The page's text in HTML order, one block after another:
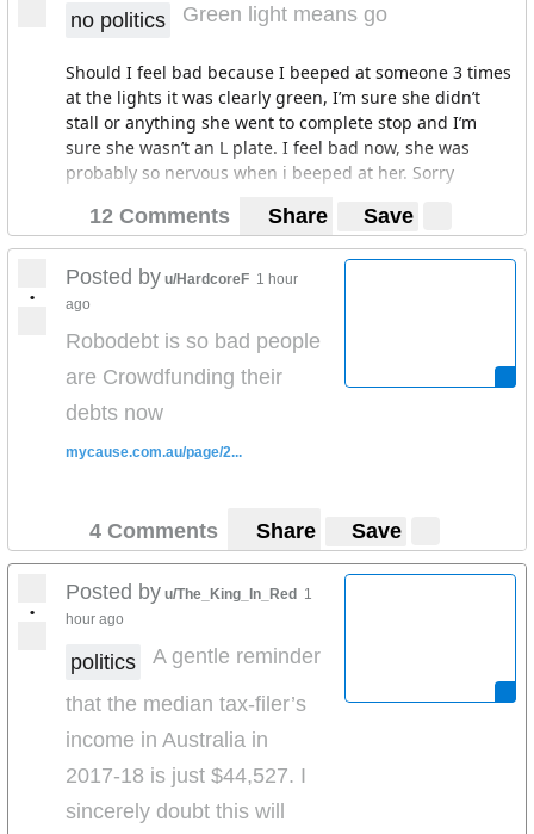
no politics Green light means go
Should I feel bad because I beeped at someone 3 times
at the lights it was clearly green, I’m sure she didn’t
stall or anything she went to complete stop and I’m
sure she wasn’t an L plate. I feel bad now, she was
probably so nervous when i beeped at her. Sorry
12 Comments Share Save
•
Posted by u/HardcoreF 1 hour
ago
Robodebt is so bad people
are Crowdfunding their
debts now
mycause.com.au/page/2...
4 Comments Share Save
•
Posted by u/The_King_In_Red
1
hour ago
politics
A gentle reminder
that the median tax-filer’s
income in Australia in
2017-18 is just $44,527. I
sincerely doubt this will